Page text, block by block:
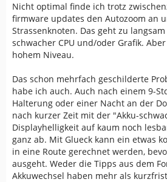
Nicht optimal finde ich trotz
firmware updates den Autozoom an
Strassenknoten. Das geht zu
schwacher CPU und/oder Grafik.
hohem Niveau.
Das schon mehrfach geschilderte
habe ich auch. Auch nach einem 9-
Halterung oder einer Nacht an der
nach kurzer Zeit mit der "Akku-
Displayhelligkeit auf kaum noch
ganz ab. Mit Glueck kann ein etwas
in eine Route gerechnet werden,
ausgeht. Weder die Tipps aus dem
Akkuwechsel haben mehr als